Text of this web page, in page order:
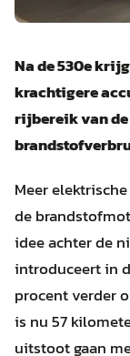
Na de 530e
krachtigere
rijbereik van
Meer
de
idee achter de
introduceert in
procent verder
is nu 57
uitstoot gaan